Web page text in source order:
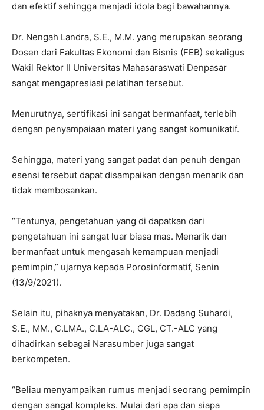
dan efektif sehingga menjadi idola bagi bawahannya.
Dr. Nengah Landra, S.E., M.M. yang merupakan seorang
Dosen dari Fakultas Ekonomi dan Bisnis (FEB) sekaligus
Wakil Rektor II Universitas Mahasaraswati Denpasar
sangat mengapresiasi pelatihan tersebut.
Menurutnya, sertifikasi ini sangat bermanfaat, terlebih
dengan penyampaiaan materi yang sangat komunikatif.
Sehingga, materi yang sangat padat dan penuh dengan
esensi tersebut dapat disampaikan dengan menarik dan
tidak membosankan.
“Tentunya, pengetahuan yang di dapatkan dari
pengetahuan ini sangat luar biasa mas. Menarik dan
bermanfaat untuk mengasah kemampuan menjadi
pemimpin,” ujarnya kepada Porosinformatif, Senin
(13/9/2021).
Selain itu, pihaknya menyatakan, Dr. Dadang Suhardi,
S.E., MM., C.LMA., C.LA-ALC., CGL, CT.-ALC yang
dihadirkan sebagai Narasumber juga sangat
berkompeten.
“Beliau menyampaikan rumus menjadi seorang pemimpin
dengan sangat kompleks. Mulai dari apa dan siapa